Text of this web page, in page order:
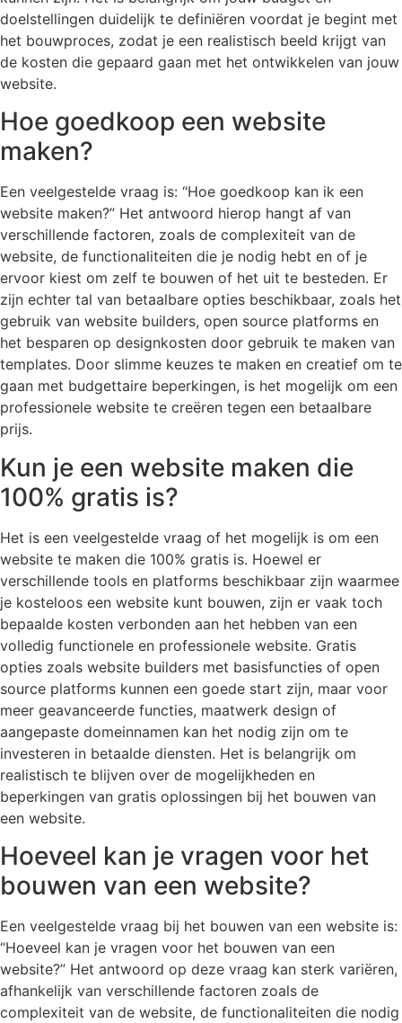
doelstellingen duidelijk te definiëren voordat je begint met
het bouwproces, zodat je een realistisch beeld krijgt van
de kosten die gepaard gaan met het ontwikkelen van jouw
website.
Hoe goedkoop een website
maken?
Een veelgestelde vraag is: “Hoe goedkoop kan ik een
website maken?” Het antwoord hierop hangt af van
verschillende factoren, zoals de complexiteit van de
website, de functionaliteiten die je nodig hebt en of je
ervoor kiest om zelf te bouwen of het uit te besteden. Er
zijn echter tal van betaalbare opties beschikbaar, zoals het
gebruik van website builders, open source platforms en
het besparen op designkosten door gebruik te maken van
templates. Door slimme keuzes te maken en creatief om te
gaan met budgettaire beperkingen, is het mogelijk om een
professionele website te creëren tegen een betaalbare
prijs.
Kun je een website maken die
100% gratis is?
Het is een veelgestelde vraag of het mogelijk is om een
website te maken die 100% gratis is. Hoewel er
verschillende tools en platforms beschikbaar zijn waarmee
je kosteloos een website kunt bouwen, zijn er vaak toch
bepaalde kosten verbonden aan het hebben van een
volledig functionele en professionele website. Gratis
opties zoals website builders met basisfuncties of open
source platforms kunnen een goede start zijn, maar voor
meer geavanceerde functies, maatwerk design of
aangepaste domeinnamen kan het nodig zijn om te
investeren in betaalde diensten. Het is belangrijk om
realistisch te blijven over de mogelijkheden en
beperkingen van gratis oplossingen bij het bouwen van
een website.
Hoeveel kan je vragen voor het
bouwen van een website?
Een veelgestelde vraag bij het bouwen van een website is:
“Hoeveel kan je vragen voor het bouwen van een
website?” Het antwoord op deze vraag kan sterk variëren,
afhankelijk van verschillende factoren zoals de
complexiteit van de website, de functionaliteiten die nodig